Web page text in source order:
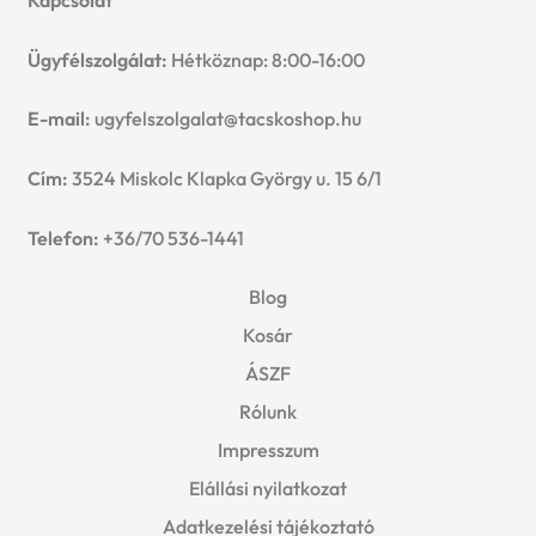
Ügyfélszolgálat: Hétköznap: 8:00-16:00
E-mail: ugyfelszolgalat@tacskoshop.hu
Cím: 3524 Miskolc Klapka György u. 15 6/1
Telefon: +36/70 536-1441
Blog
Kosár
ÁSZF
Rólunk
Impresszum
Elállási nyilatkozat
Adatkezelési tájékoztató